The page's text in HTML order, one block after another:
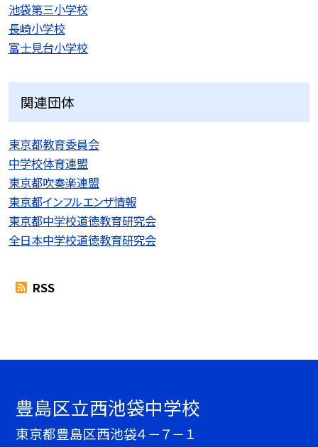
池袋第三小学校
長崎小学校
富士見台小学校
関連団体
東京都教育委員会
中学校体育連盟
東京都吹奏楽連盟
東京都インフルエンザ情報
東京都中学校道徳教育研究会
全日本中学校道徳教育研究会
RSS
豊島区立西池袋中学校
東京都豊島区西池袋４－７－１